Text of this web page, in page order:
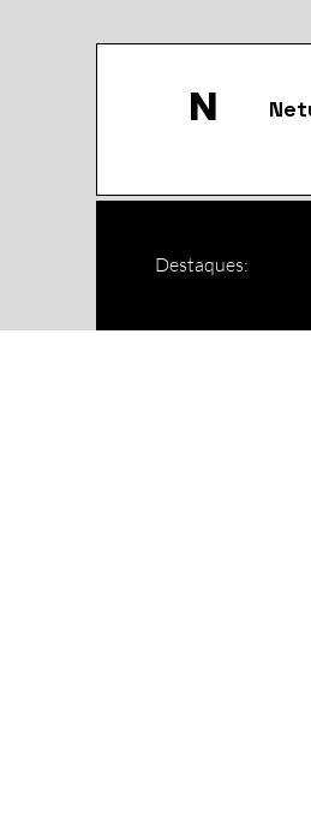
N
Destaques: